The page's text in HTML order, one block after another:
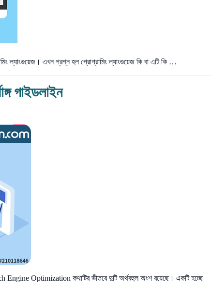
ল্যাংগুয়েজ। এখন প্রশ্ন হল প্রোগ্রামিং ল্যাংগুয়েজ কি বা এটি কি …
গাইডলাইন